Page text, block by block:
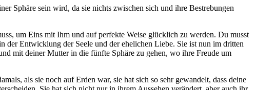
Sphäre sein wird, da sie nichts zwischen sich und ihre Bestrebungen
um Eins mit Ihm und auf perfekte Weise glücklich zu werden. Du musst
der Entwicklung der Seele und der ehelichen Liebe. Sie ist nun im dritten
mit deiner Mutter in die fünfte Sphäre zu gehen, wo ihre Freude um
als sie noch auf Erden war, sie hat sich so sehr gewandelt, dass deine